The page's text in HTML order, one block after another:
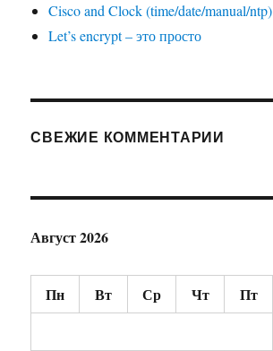
Cisco and Clock (time/date/manual/ntp)
Let’s encrypt – это просто
СВЕЖИЕ КОММЕНТАРИИ
Август 2026
Пн Вт Ср Чт Пт